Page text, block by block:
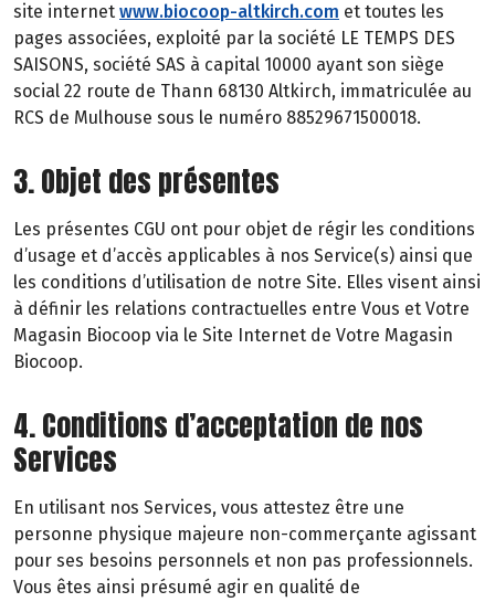
site internet www.biocoop-altkirch.com et toutes les
pages associées, exploité par la société LE TEMPS DES
SAISONS, société SAS à capital 10000 ayant son siège
social 22 route de Thann 68130 Altkirch, immatriculée au
RCS de Mulhouse sous le numéro 88529671500018.
3. Objet des présentes
Les présentes CGU ont pour objet de régir les conditions
d’usage et d’accès applicables à nos Service(s) ainsi que
les conditions d’utilisation de notre Site. Elles visent ainsi
à définir les relations contractuelles entre Vous et Votre
Magasin Biocoop via le Site Internet de Votre Magasin
Biocoop.
4. Conditions d’acceptation de nos
Services
En utilisant nos Services, vous attestez être une
personne physique majeure non-commerçante agissant
pour ses besoins personnels et non pas professionnels.
Vous êtes ainsi présumé agir en qualité de